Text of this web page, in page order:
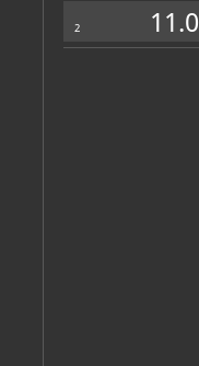
2 OPĆI